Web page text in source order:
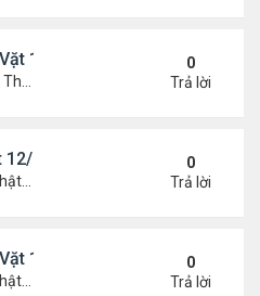
12/31/21- 1/7/22
8:25 pm
0
Trả lời
24/21- 12/31/21
7:26 pm
0
Trả lời
12/24/21- 12/31/21
7:21 pm
0
Trả lời